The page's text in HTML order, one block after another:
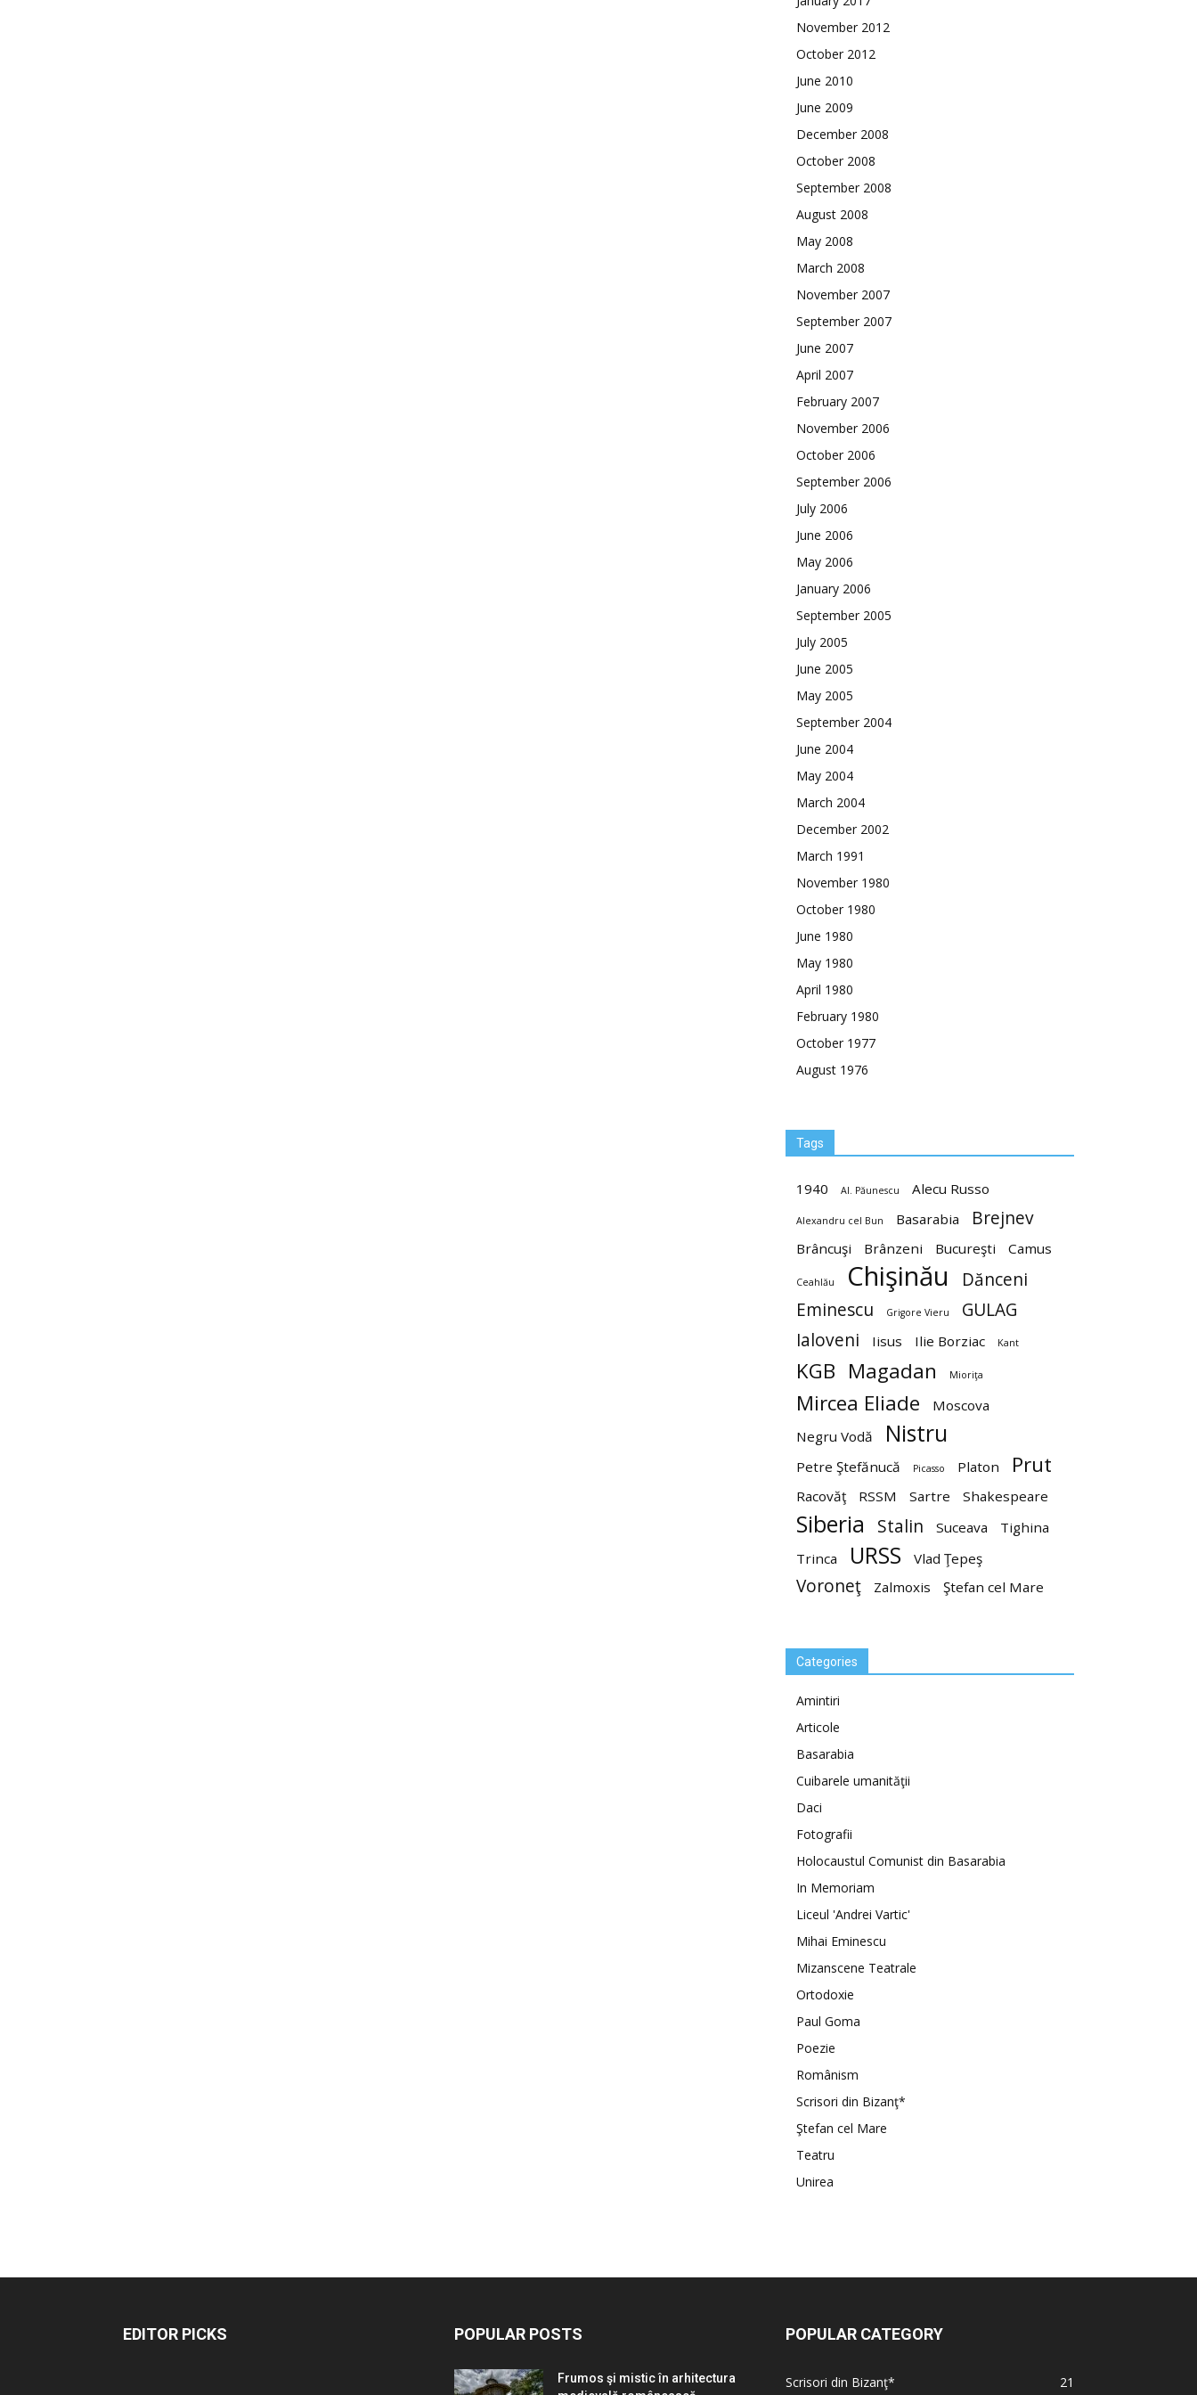
November 2012
October 2012
June 2010
June 2009
December 2008
October 2008
September 2008
August 2008
May 2008
March 2008
November 2007
September 2007
June 2007
April 2007
February 2007
November 2006
October 2006
September 2006
July 2006
June 2006
May 2006
January 2006
September 2005
July 2005
June 2005
May 2005
September 2004
June 2004
May 2004
March 2004
December 2002
March 1991
November 1980
October 1980
June 1980
May 1980
April 1980
February 1980
October 1977
August 1976
Tags
1940 Al. Păunescu Alecu Russo
Alexandru cel Bun Basarabia Brejnev
Brâncuşi Brânzeni Bucureşti Camus
Ceahlău Chişinău
Dănceni
Eminescu
Grigore Vieru
GULAG
Ialoveni
Iisus Ilie Borziac Kant
KGB Magadan Mioriţa
Mircea Eliade
Moscova
Negru Vodă
Nistru
Petre Ştefănucă Picasso Platon Prut
Racovăţ RSSM Sartre Shakespeare
Siberia Stalin Suceava
Tighina
Trinca
URSS Vlad Ţepeş
Voroneţ Zalmoxis Ştefan cel Mare
Categories
Amintiri
Articole
Basarabia
Cuibarele umanităţii
Daci
Fotografii
Holocaustul Comunist din Basarabia
In Memoriam
Liceul 'Andrei Vartic'
Mihai Eminescu
Mizanscene Teatrale
Ortodoxie
Paul Goma
Poezie
Românism
Scrisori din Bizanţ*
Ştefan cel Mare
Teatru
Unirea
EDITOR PICKS POPULAR POSTS
Frumos şi mistic în arhitectura
POPULAR CATEGORY
Scrisori din Bizanţ* 21